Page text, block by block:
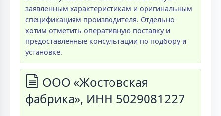
заявленным характеристикам и оригинальным
спецификациям производителя. Отдельно
хотим отметить оперативную поставку и
предоставленные консультации по подбору и
установке.
ООО «Жостовская
фабрика», ИНН 5029081227